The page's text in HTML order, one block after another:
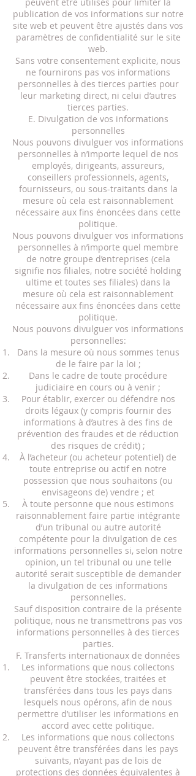
publication de vos informations sur notre
site web et peuvent être ajustés dans vos
paramètres de confidentialité sur le site
web.
Sans votre consentement explicite, nous
ne fournirons pas vos informations
personnelles à des tierces parties pour
leur marketing direct, ni celui d’autres
tierces parties.
E. Divulgation de vos informations
personnelles
Nous pouvons divulguer vos informations
personnelles à n’importe lequel de nos
employés, dirigeants, assureurs,
conseillers professionnels, agents,
fournisseurs, ou sous-traitants dans la
mesure où cela est raisonnablement
nécessaire aux fins énoncées dans cette
politique.
Nous pouvons divulguer vos informations
personnelles à n’importe quel membre
de notre groupe d’entreprises (cela
signifie nos filiales, notre société holding
ultime et toutes ses filiales) dans la
mesure où cela est raisonnablement
nécessaire aux fins énoncées dans cette
politique.
Nous pouvons divulguer vos informations
personnelles:
Dans la mesure où nous sommes tenus
de le faire par la loi ;
Dans le cadre de toute procédure
judiciaire en cours ou à venir ;
Pour établir, exercer ou défendre nos
droits légaux (y compris fournir des
informations à d’autres à des fins de
prévention des fraudes et de réduction
des risques de crédit) ;
À l’acheteur (ou acheteur potentiel) de
toute entreprise ou actif en notre
possession que nous souhaitons (ou
envisageons de) vendre ; et
À toute personne que nous estimons
raisonnablement faire partie intégrante
d’un tribunal ou autre autorité
compétente pour la divulgation de ces
informations personnelles si, selon notre
opinion, un tel tribunal ou une telle
autorité serait susceptible de demander
la divulgation de ces informations
personnelles.
Sauf disposition contraire de la présente
politique, nous ne transmettrons pas vos
informations personnelles à des tierces
parties.
F. Transferts internationaux de données
Les informations que nous collectons
peuvent être stockées, traitées et
transférées dans tous les pays dans
lesquels nous opérons, afin de nous
permettre d’utiliser les informations en
accord avec cette politique.
Les informations que nous collectons
peuvent être transférées dans les pays
suivants, n’ayant pas de lois de
protections des données équivalentes à